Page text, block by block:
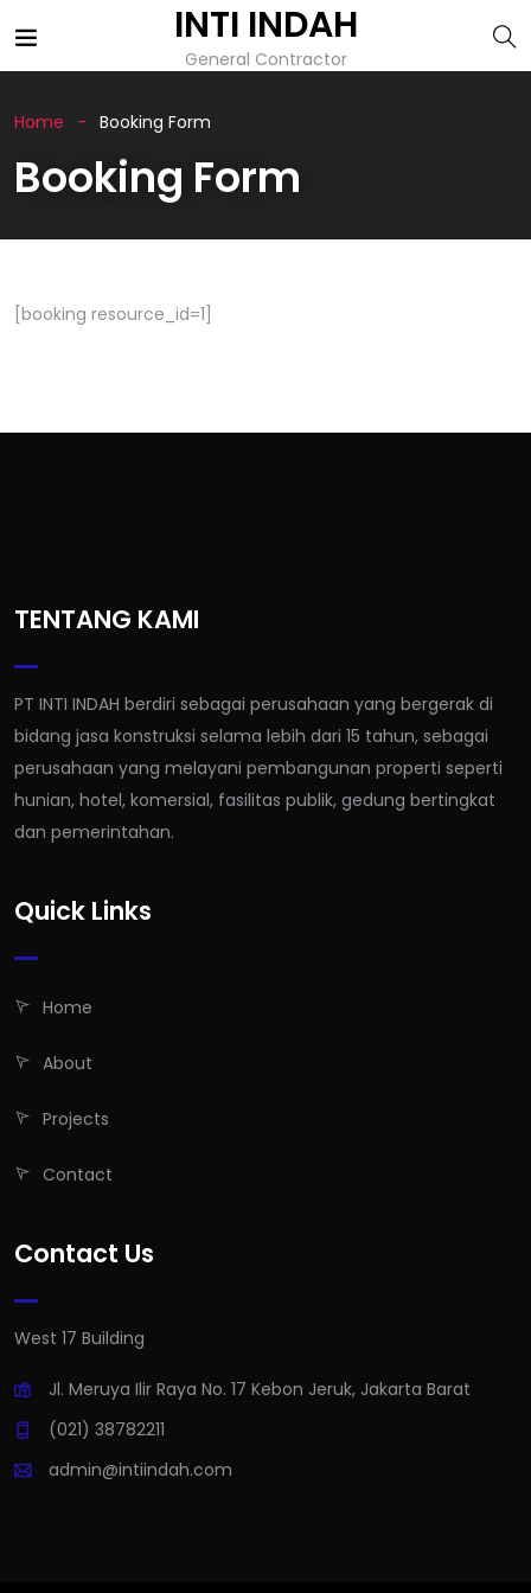
INTI INDAH
General Contractor
Home Booking Form
Booking Form
[booking resource_id=1]
TENTANG KAMI
PT INTI INDAH berdiri sebagai perusahaan yang bergerak di
bidang jasa konstruksi selama lebih dari 15 tahun, sebagai
perusahaan yang melayani pembangunan properti seperti
hunian, hotel, komersial, fasilitas publik, gedung bertingkat
dan pemerintahan.
Quick Links
Home
About
Projects
Contact
Contact Us
West 17 Building
Jl. Meruya Ilir Raya No. 17 Kebon Jeruk, Jakarta Barat
(021) 38782211
admin@intiindah.com